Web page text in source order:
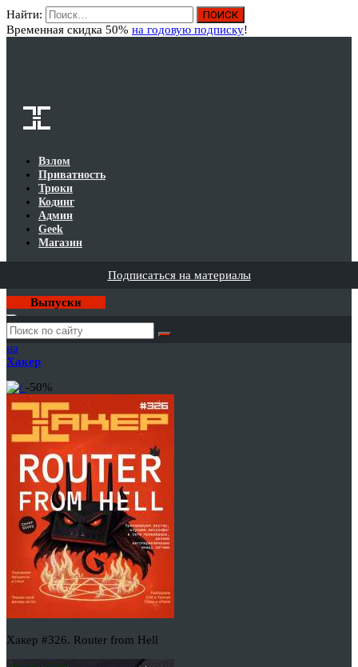
Найти:
Временная скидка 50% на годовую подписку!
Взлом
Приватность
Трюки
Кодинг
Админ
Geek
Магазин
Подписаться на материалы
Выпуски
Годовая
подписка
на
Хакер
-50%
Хакер #326. Router from Hell